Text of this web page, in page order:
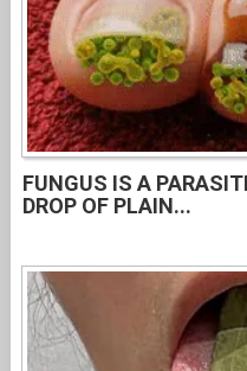
FUNGUS IS A
DROP OF PLAIN...